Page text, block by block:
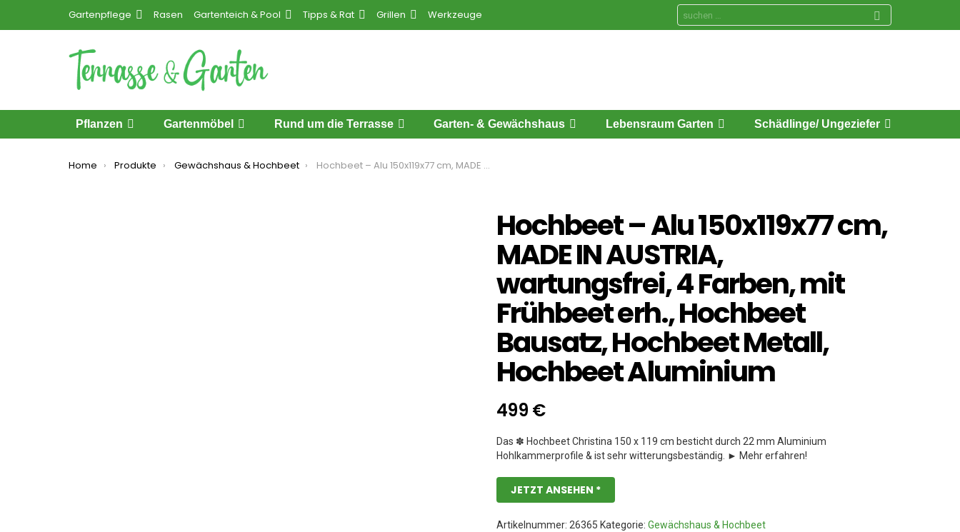
Gartenpflege Rasen Gartenteich & Pool Tipps & Rat Grillen Werkzeuge
Search
for:
Pflanzen Gartenmöbel Rund um die Terrasse Garten- & Gewächshaus Lebensraum Garten Schädlinge/ Ungeziefer
You are here:
Home Produkte Gewächshaus & Hochbeet Hochbeet – Alu 150x119x77 cm, MADE IN AUSTRIA, wartungsfrei, 4 Farben, mit Frühbeet erh., Hochbeet Bausatz, Hochbeet Metall, Hochbeet Aluminium
Hochbeet – Alu 150x119x77 cm,
MADE IN AUSTRIA,
wartungsfrei, 4 Farben, mit
Frühbeet erh., Hochbeet
Bausatz, Hochbeet Metall,
Hochbeet Aluminium
499 €
Das ✽ Hochbeet Christina 150 x 119 cm besticht durch 22 mm Aluminium
Hohlkammerprofile & ist sehr witterungsbeständig. ► Mehr erfahren!
JETZT ANSEHEN *
Artikelnummer: 26365 Kategorie:Gewächshaus & Hochbeet